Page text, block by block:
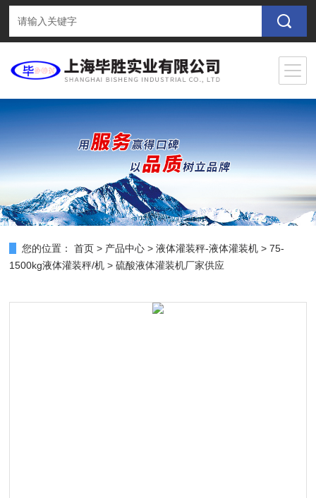
您的位置： 首页 > 产品中心 >液体灌装秤-液体灌装机 >75-
1500kg液体灌装秤/机 > 硫酸液体灌装机厂家供应